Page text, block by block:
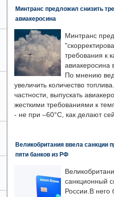
Минтранс предложил снизить
авиакеросина
Минтранс
требования к
авиакеросина
По мнению
увеличить количество
частности, выпускать
жесткими требованиями к
- не при –60°C, как делают
Великобритания ввела санкции
пяти банков из РФ
санкционный
России.В